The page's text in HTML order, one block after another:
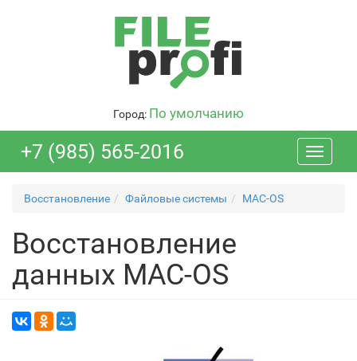
Город: По умолчанию
Toggle
+7 (985) 565-2016
Восстановление Файловые системы MAC-OS
Восстановление
данных MAC-OS